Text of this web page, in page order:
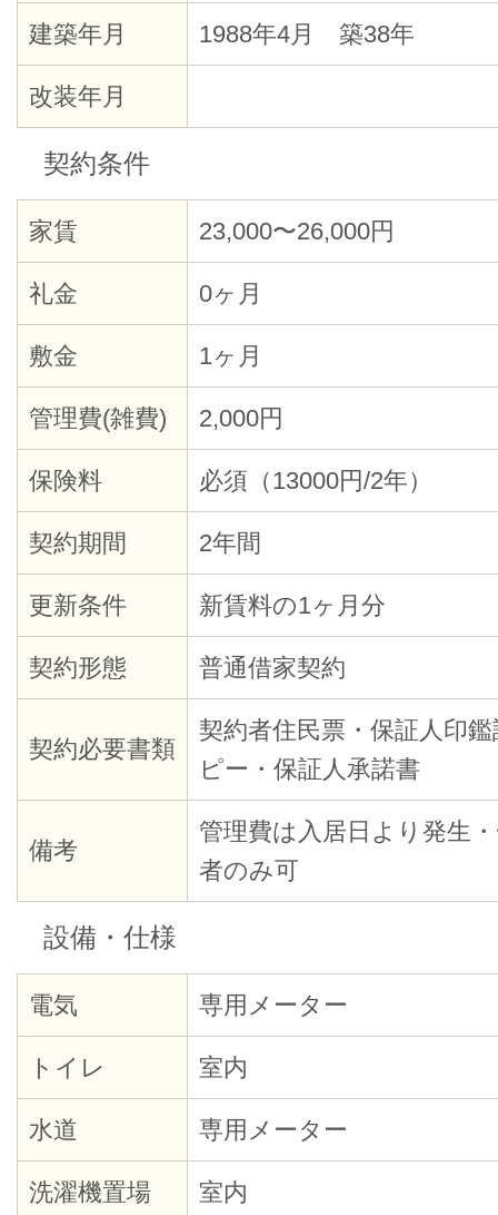
建築年月 1988年4月 築38年
改装年月
契約条件
家賃 23,000〜26,000円
礼金 0ヶ月
敷金 1ヶ月
管理費(雑費) 2,000円
保険料 必須（13000円/2年）
契約期間 2年間
更新条件 新賃料の1ヶ月分
契約形態 普通借家契約
契約必要書類
契約者住民票・保証人印
ピー・保証人承諾書
備考
管理費は入居日より発生
者のみ可
設備・仕様
電気 専用メーター
トイレ 室内
水道 専用メーター
洗濯機置場 室内